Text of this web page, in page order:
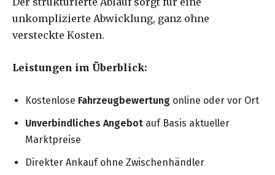
unkomplizierte Abwicklung, ganz ohne
versteckte Kosten.
Leistungen im Überblick:
Kostenlose Fahrzeugbewertung online oder vor Ort
Unverbindliches Angebot auf Basis aktueller
Marktpreise
Direkter Ankauf ohne Zwischenhändler